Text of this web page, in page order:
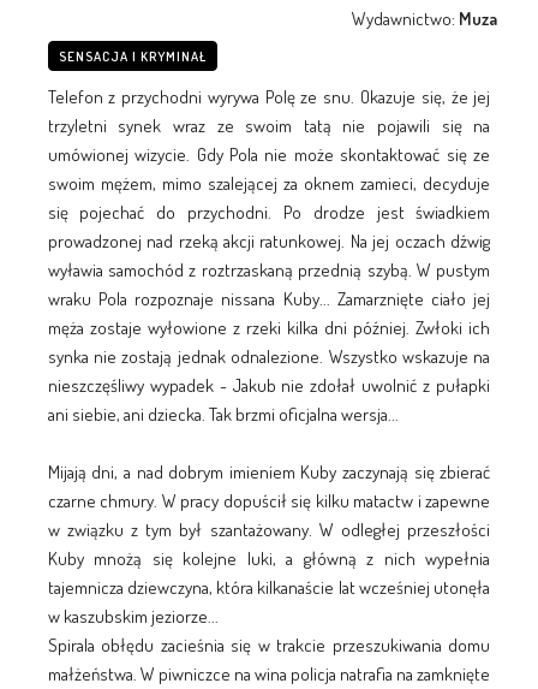
Wydawnictwo: Muza
SENSACJA I KRYMINAŁ
Telefon z przychodni wyrywa Polę ze snu. Okazuje się, że jej
trzyletni synek wraz ze swoim tatą nie pojawili się na
umówionej wizycie. Gdy Pola nie może skontaktować się ze
swoim mężem, mimo szalejącej za oknem zamieci, decyduje
się pojechać do przychodni. Po drodze jest świadkiem
prowadzonej nad rzeką akcji ratunkowej. Na jej oczach dźwig
wyławia samochód z roztrzaskaną przednią szybą. W pustym
wraku Pola rozpoznaje nissana Kuby... Zamarznięte ciało jej
męża zostaje wyłowione z rzeki kilka dni później. Zwłoki ich
synka nie zostają jednak odnalezione. Wszystko wskazuje na
nieszczęśliwy wypadek - Jakub nie zdołał uwolnić z pułapki
ani siebie, ani dziecka. Tak brzmi oficjalna wersja...
Mijają dni, a nad dobrym imieniem Kuby zaczynają się zbierać
czarne chmury. W pracy dopuścił się kilku matactw i zapewne
w związku z tym był szantażowany. W odległej przeszłości
Kuby mnożą się kolejne luki, a główną z nich wypełnia
tajemnicza dziewczyna, która kilkanaście lat wcześniej utonęła
w kaszubskim jeziorze...
Spirala obłędu zacieśnia się w trakcie przeszukiwania domu
małżeństwa. W piwniczce na wina policja natrafia na zamknięte